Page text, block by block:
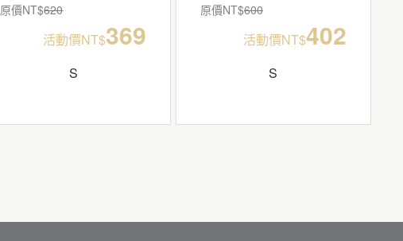
原價NT$620
活動價NT$369
S
原價NT$600
活動價NT$402
S